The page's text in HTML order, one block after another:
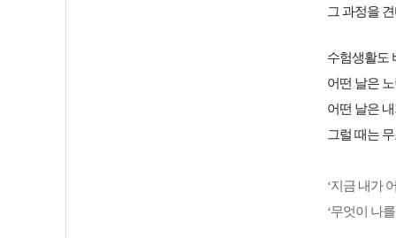
그 과정을
수험생활도
어떤 날은
어떤 날은
그럴 때는
‘지금 내가
‘무엇이 나